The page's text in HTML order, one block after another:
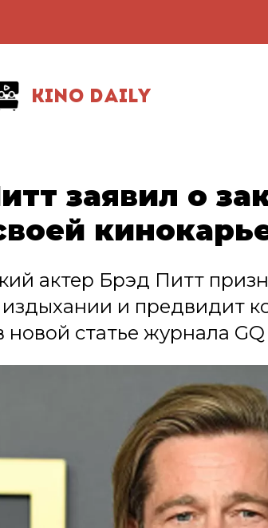
KINO DAILY
заявил о
актер Брэд Питт
и предвидит
новой статье журнала